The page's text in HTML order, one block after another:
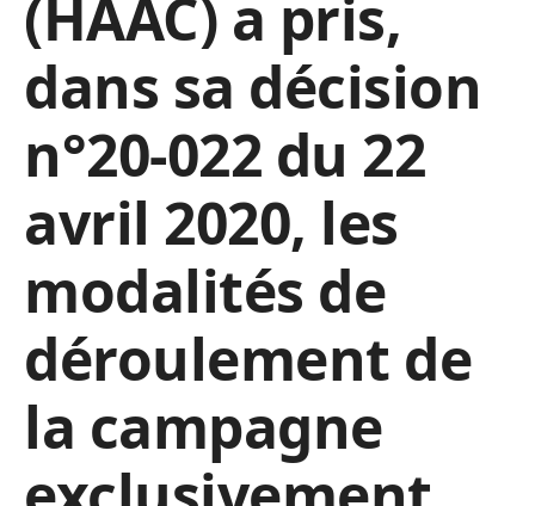
(HAAC) a pris,
dans sa décision
n°20-022 du 22
avril 2020, les
modalités de
déroulement de
la campagne